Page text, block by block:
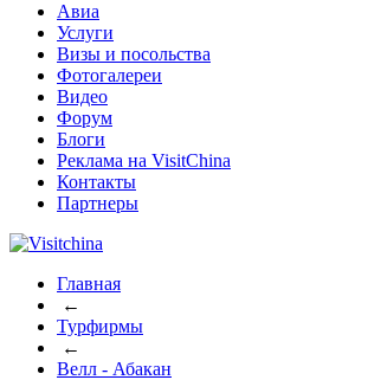
Авиа
Услуги
Визы и посольства
Фотогалереи
Видео
Форум
Блоги
Реклама на VisitChina
Контакты
Партнеры
Главная
←
Турфирмы
←
Велл - Абакан